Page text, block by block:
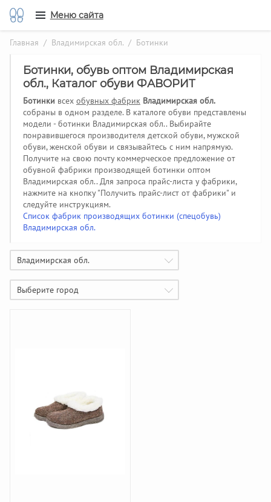
Меню сайта
Главная / Владимирская обл. / Ботинки
Ботинки, обувь оптом Владимирская
обл., Каталог обуви ФАВОРИТ
Ботинки всех обувных фабрик Владимирская обл.
собраны в одном разделе. В каталоге обуви представлены
модели - ботинки Владимирская обл.. Выбирайте
понравившегося производителя детской обуви, мужской
обуви, женской обуви и связывайтесь с ним напрямую.
Получите на свою почту коммерческое предложение от
обувной фабрики производящей ботинки оптом
Владимирская обл.. Для запроса прайс-листа у фабрики,
нажмите на кнопку "Получить прайс-лист от фабрики" и
следуйте инструкциям.
Список фабрик производящих ботинки (спецобувь)
Владимирская обл.
Владимирская обл.
Выберите город